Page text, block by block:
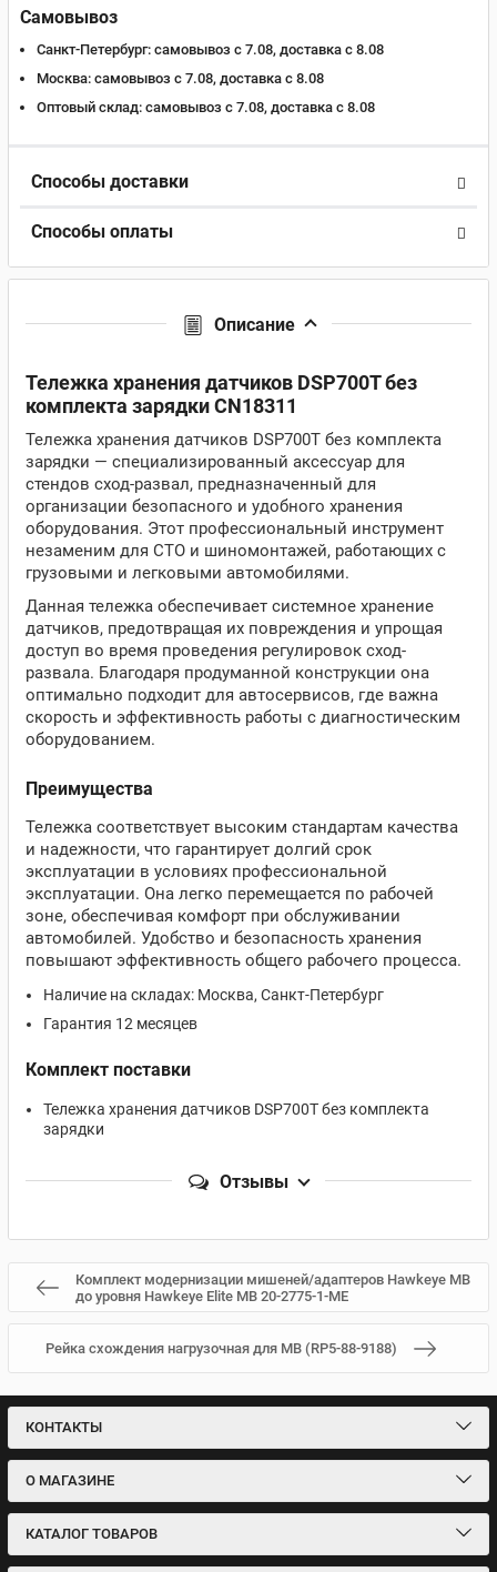
Самовывоз
Санкт-Петербург: самовывоз с 7.08, доставка c 8.08
Москва: самовывоз с 7.08, доставка c 8.08
Оптовый склад: самовывоз с 7.08, доставка c 8.08
Способы доставки
Способы оплаты
Описание
Тележка хранения датчиков DSP700T без
комплекта зарядки CN18311
Тележка хранения датчиков DSP700T без комплекта
зарядки — специализированный аксессуар для
стендов сход-развал, предназначенный для
организации безопасного и удобного хранения
оборудования. Этот профессиональный инструмент
незаменим для СТО и шиномонтажей, работающих с
грузовыми и легковыми автомобилями.
Данная тележка обеспечивает системное хранение
датчиков, предотвращая их повреждения и упрощая
доступ во время проведения регулировок сход-
развала. Благодаря продуманной конструкции она
оптимально подходит для автосервисов, где важна
скорость и эффективность работы с диагностическим
оборудованием.
Преимущества
Тележка соответствует высоким стандартам качества
и надежности, что гарантирует долгий срок
эксплуатации в условиях профессиональной
эксплуатации. Она легко перемещается по рабочей
зоне, обеспечивая комфорт при обслуживании
автомобилей. Удобство и безопасность хранения
повышают эффективность общего рабочего процесса.
Наличие на складах: Москва, Санкт-Петербург
Гарантия 12 месяцев
Комплект поставки
Тележка хранения датчиков DSP700T без комплекта
зарядки
Отзывы
Комплект модернизации мишеней/адаптеров Hawkeye MB
до уровня Hawkeye Elite MB 20-2775-1-МE
Рейка схождения нагрузочная для MB (RP5-88-9188)
КОНТАКТЫ
О МАГАЗИНЕ
КАТАЛОГ ТОВАРОВ